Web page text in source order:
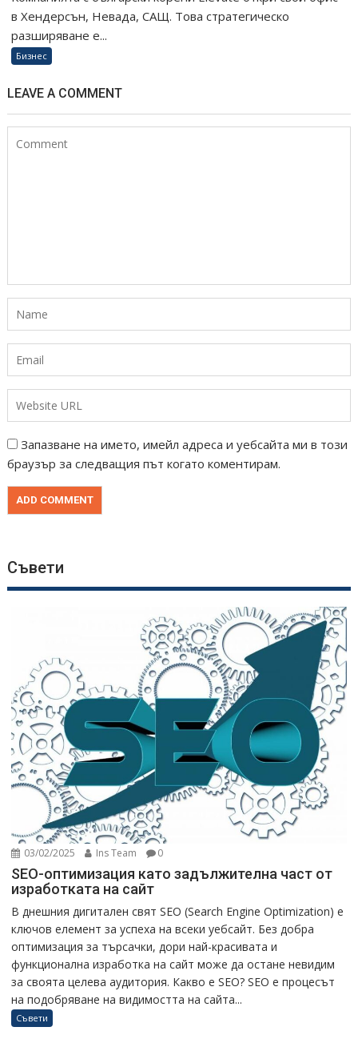
в Хендерсън, Невада, САЩ. Това стратегическо
разширяване е...
Бизнес
LEAVE A COMMENT
Запазване на името, имейл адреса и уебсайта ми в този
браузър за следващия път когато коментирам.
Съвети
03/02/2025 Ins Team 0
SEO-оптимизация като задължителна част от
изработката на сайт
В днешния дигитален свят SEO (Search Engine Optimization) е
ключов елемент за успеха на всеки уебсайт. Без добра
оптимизация за търсачки, дори най-красивата и
функционална изработка на сайт може да остане невидим
за своята целева аудитория. Какво е SEO? SEO е процесът
на подобряване на видимостта на сайта...
Съвети